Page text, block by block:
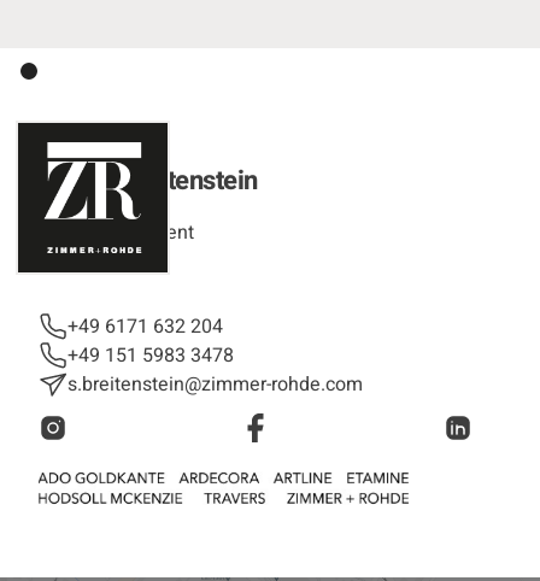
Sabine Breitenstein
Area Manager
Sales Department
+49 6171 632 204
+49 151 5983 3478
s.breitenstein@zimmer-rohde.com